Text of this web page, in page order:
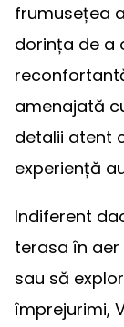
frumusețea
dorința de a
amenajată
detalii atent
experiență
Indiferent
terasa în aer
sau să
împrejurimi,